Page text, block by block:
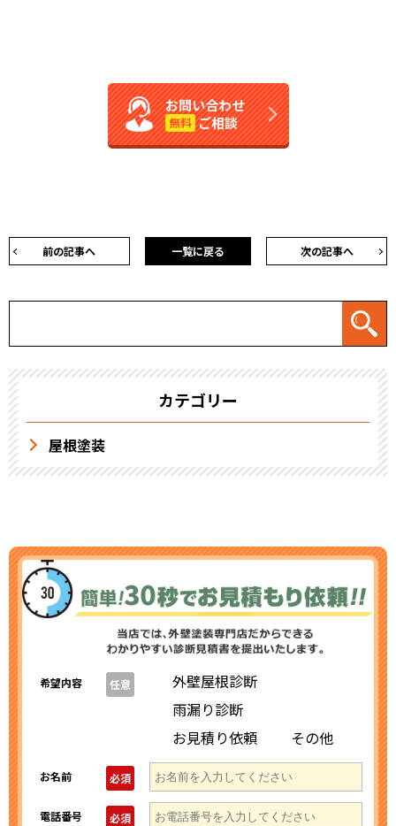
お問い合わせ
無料 ご相談
前の記事へ 次の記事へ
一覧に戻る
カテゴリー
屋根塗装
希望内容 任意
外壁屋根診断
雨漏り診断
お見積り依頼
その他
お名前 必須
電話番号 必須